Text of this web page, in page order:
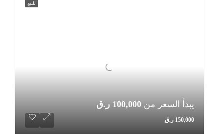
للبيع
يبدأ السعر من 100,000 ر.ق
150,000 ر.ق